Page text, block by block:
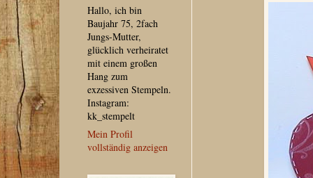
Hallo, ich bin
Baujahr 75, 2fach
Jungs-Mutter,
glücklich verheiratet
mit einem großen
Hang zum
exzessiven Stempeln.
Instagram:
kk_stempelt
Mein Profil
vollständig anzeigen